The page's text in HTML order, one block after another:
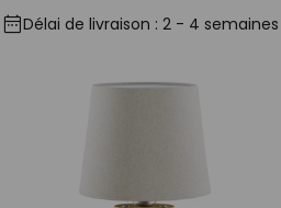
Délai de livraison : 2 - 4 semaines